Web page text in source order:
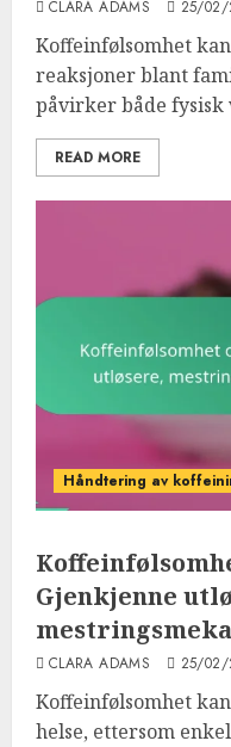
CLARA ADAMS 25/02/
Koffeinfølsomhet
reaksjoner blant
påvirker både fysisk
READ MORE
Håndtering av
Gjenkjenne
CLARA ADAMS 25/02/
Koffeinfølsomhet
helse, ettersom